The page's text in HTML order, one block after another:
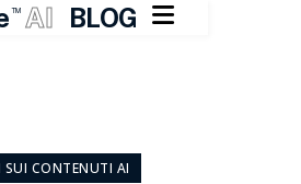
TM AI BLOG 
SUI CONTENUTI AI